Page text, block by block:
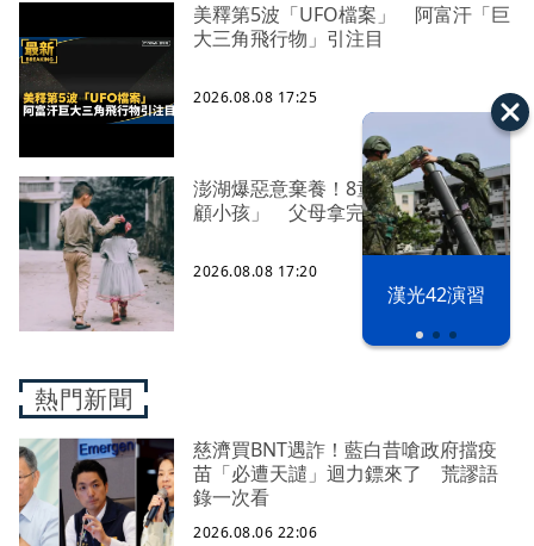
漢光42演習
美釋第5波「UFO檔案」 阿富汗「巨
大三角飛行物」引注目
2026.08.08 17:25
澎湖爆惡意棄養！8童擠4坪房「小孩
顧小孩」 父母拿完補助落跑
2026.08.08 17:20
熱門新聞
慈濟買BNT遇詐！藍白昔嗆政府擋疫
苗「必遭天譴」迴力鏢來了 荒謬語
錄一次看
2026.08.06 22:06